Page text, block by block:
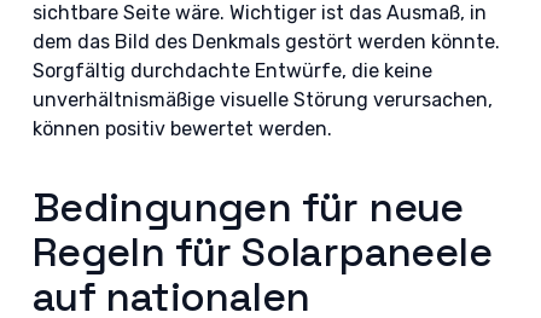
sichtbare Seite wäre. Wichtiger ist das Ausmaß, in
dem das Bild des Denkmals gestört werden könnte.
Sorgfältig durchdachte Entwürfe, die keine
unverhältnismäßige visuelle Störung verursachen,
können positiv bewertet werden.
Bedingungen für neue
Regeln für Solarpaneele
auf nationalen